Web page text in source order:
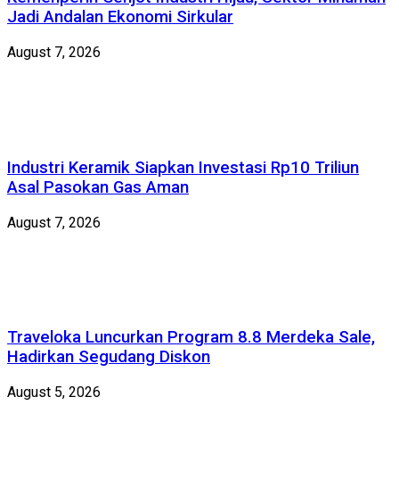
Jadi Andalan Ekonomi Sirkular
August 7, 2026
Industri Keramik Siapkan Investasi Rp10 Triliun
Asal Pasokan Gas Aman
August 7, 2026
Traveloka Luncurkan Program 8.8 Merdeka Sale,
Hadirkan Segudang Diskon
August 5, 2026